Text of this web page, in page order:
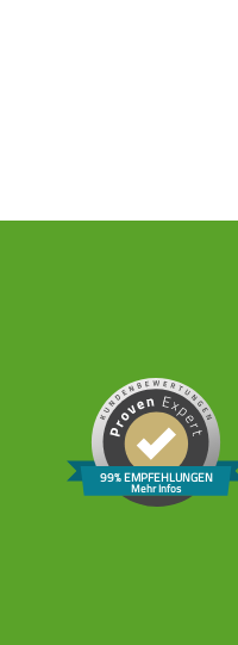
99% EMPFEHLUNGEN
Mehr Infos